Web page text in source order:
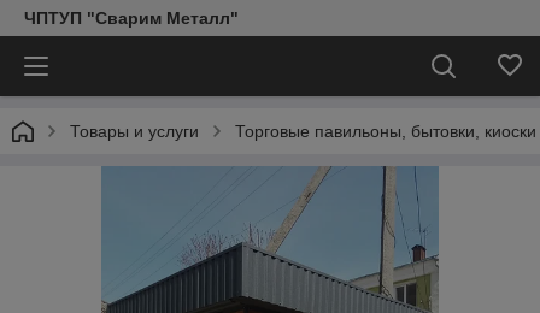
ЧПТУП "Сварим Металл"
Товары и услуги Торговые павильоны, бытовки, киоски